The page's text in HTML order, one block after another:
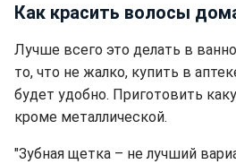
Как красить волосы
Лучше всего это делать в
то, что не жалко, купить в
будет удобно. Приготовить
кроме металлической.
"Зубная щетка – не лучший